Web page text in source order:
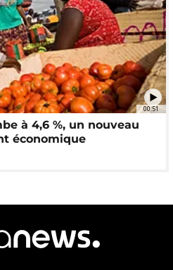
00:51
à 4,6 %, un nouveau
économique